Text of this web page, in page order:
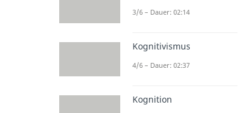
3/6 – Dauer: 02:14
Kognitivismus
4/6 – Dauer: 02:37
Kognition